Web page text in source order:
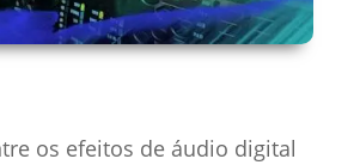
os efeitos de áudio digital